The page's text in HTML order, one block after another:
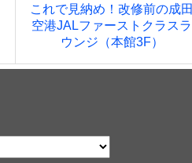
これで見納め！改修前の成
空港JALファーストクラスラ
ウンジ（本館3F）